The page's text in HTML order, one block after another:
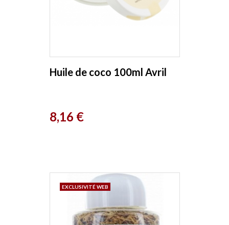
Huile de coco 100ml Avril
Prix
8,16 €
EXCLUSIVITÉ WEB